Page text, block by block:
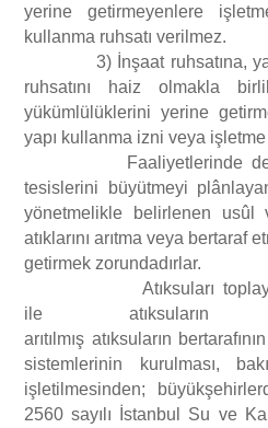
yerine getirmeyenlere
kullanma ruhsatı verilmez.
3) İnşaat ruhsatına,
ruhsatını haiz olmakla
yükümlülüklerini yerine
yapı kullanma izni veya
Faaliyetlerinde
tesislerini büyütmeyi
yönetmelikle belirlenen usûl
atıklarını arıtma veya bertaraf
getirmek zorundadırlar.
Atıksuları toplayan
ile atıksuların
arıtılmış atıksuların
sistemlerinin kurulması,
işletilmesinden;
2560 sayılı İstanbul Su ve